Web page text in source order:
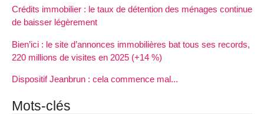
Crédits immobilier : le taux de détention des ménages continue
de baisser légèrement
Bien’ici : le site d’annonces immobilières bat tous ses records,
220 millions de visites en 2025 (+14 %)
Dispositif Jeanbrun : cela commence mal...
Mots-clés